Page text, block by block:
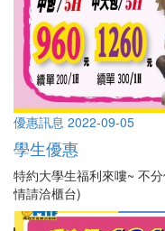
優惠訊息 2022-09-05
學生優惠
特約大學生福利來嘍~ 不
情請洽櫃台)